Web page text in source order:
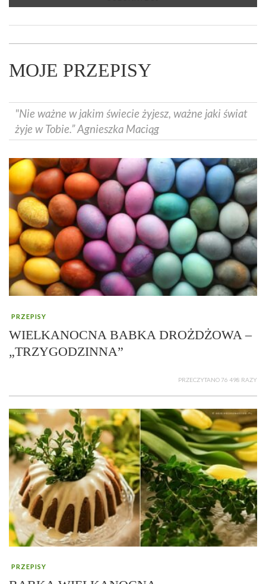
MOJE PRZEPISY
"Nie ważne w jakim świecie żyjesz, ważne jaki świat
żyje w Tobie.” Agnieszka Maciąg
PRZEPISY
WIELKANOCNA BABKA DROŻDŻOWA –
„TRZYGODZINNA”
PRZECZYTANO 76 498 RAZY
PRZEPISY